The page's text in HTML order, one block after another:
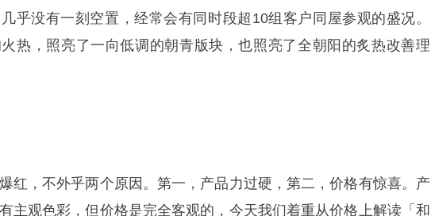
乎没有一刻空置，经常会有同时段超10组客户同屋参观的盛况。
火热，照亮了一向低调的朝青版块，也照亮了全朝阳的炙热改善理
红，不外乎两个原因。第一，产品力过硬，第二，价格有惊喜。产
主观色彩，但价格是完全客观的，今天我们着重从价格上解读「和